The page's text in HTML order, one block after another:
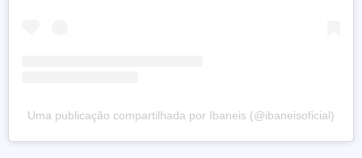
Uma publicação compartilhada por Ibaneis (@ibaneisoficial)